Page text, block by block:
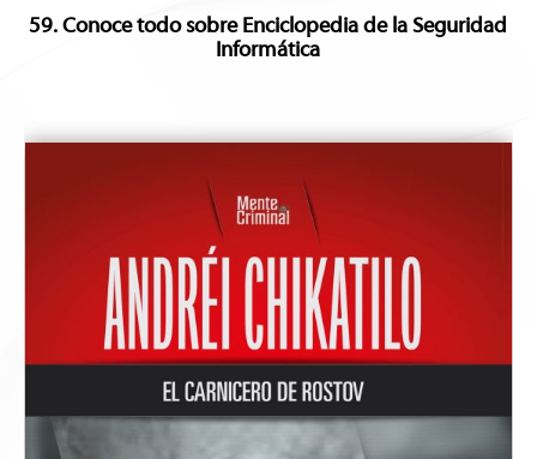
59. Conoce todo sobre Enciclopedia de la Seguridad
Informática